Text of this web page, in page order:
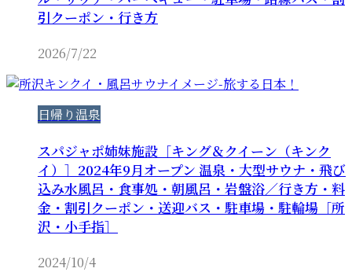
引クーポン・行き方
2026/7/22
日帰り温泉
スパジャポ姉妹施設［キング＆クイーン（キンク
イ）］2024年9月オープン 温泉・大型サウナ・飛び
込み水風呂・食事処・朝風呂・岩盤浴／行き方・料
金・割引クーポン・送迎バス・駐車場・駐輪場［所
沢・小手指］
2024/10/4